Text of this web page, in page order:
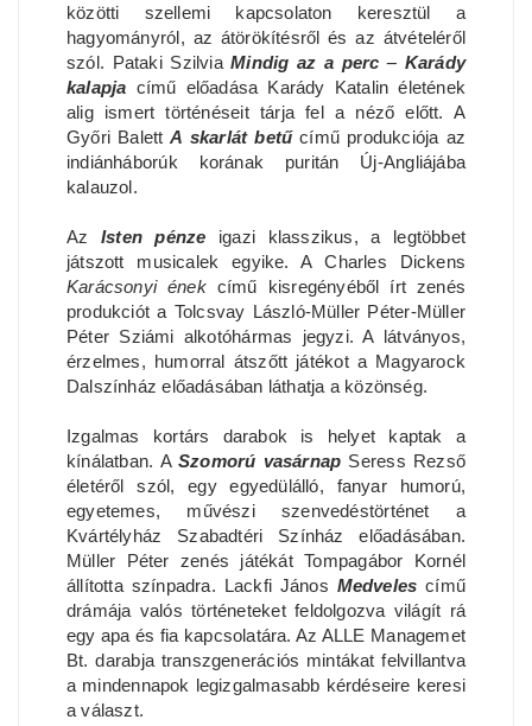
közötti szellemi kapcsolaton keresztül a
hagyományról, az átörökítésről és az átvételéről
szól. Pataki SzilviaMindig az a perc– Karády
kalapja című előadása Karády Katalin életének
alig ismert történéseit tárja fel a néző előtt. A
Győri BalettA skarlát betűcímű produkciója az
indiánháborúk korának puritán Új-Angliájába
kalauzol.
Az Isten pénze igazi klasszikus, a legtöbbet
játszott musicalek egyike. A Charles Dickens
Karácsonyi énekcímű kisregényéből írt zenés
produkciót a Tolcsvay László-Müller Péter-Müller
Péter Sziámi alkotóhármas jegyzi. A látványos,
érzelmes, humorral átszőtt játékot a Magyarock
Dalszínház előadásában láthatja a közönség.
Izgalmas kortárs darabok is helyet kaptak a
kínálatban. A Szomorú vasárnap Seress Rezső
életéről szól, egy egyedülálló, fanyar humorú,
egyetemes, művészi szenvedéstörténet a
Kvártélyház Szabadtéri Színház előadásában.
Müller Péter zenés játékát Tompagábor Kornél
állította színpadra. Lackfi János Medvelescímű
drámája valós történeteket feldolgozva világít rá
egy apa és fia kapcsolatára. Az ALLE Managemet
Bt. darabja transzgenerációs mintákat felvillantva
a mindennapok legizgalmasabb kérdéseire keresi
a választ.